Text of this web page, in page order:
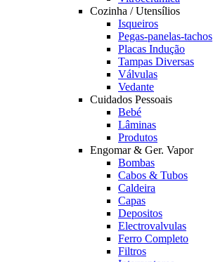
Cozinha / Utensílios
Isqueiros
Pegas-panelas-tachos
Placas Indução
Tampas Diversas
Válvulas
Vedante
Cuidados Pessoais
Bebé
Lâminas
Produtos
Engomar & Ger. Vapor
Bombas
Cabos & Tubos
Caldeira
Capas
Depositos
Electrovalvulas
Ferro Completo
Filtros